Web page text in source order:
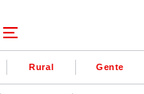
Rural Gente